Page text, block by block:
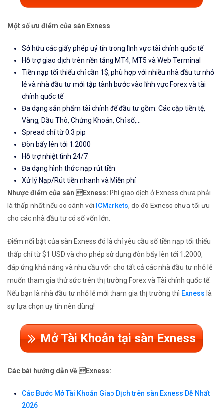
Một số ưu điểm của sàn Exness:
Sở hữu các giấy phép uý tín trong lĩnh vực tài chính quốc tế
Hỗ trợ giao dịch trên nền tảng MT4, MT5 và Web Terminal
Tiền nạp tối thiểu chỉ cần 1$, phù hợp với nhiều nhà đầu tư nhỏ
lẻ và nhà đầu tư mới tập tành bước vào lĩnh vực Forex và tài
chính quốc tế
Đa dạng sản phẩm tài chính để đầu tư gồm: Các cặp tiền tệ,
Vàng, Dầu Thô, Chứng Khoán, Chỉ số,...
Spread chỉ từ 0.3 pip
Đòn bẩy lên tới 1:2000
Hỗ trợ nhiệt tình 24/7
Đa dạng hình thức nạp rút tiền
Xử lý Nạp/Rút tiền nhanh và Miễn phí
Nhược điểm của sàn Exness: Phí giao dịch ở Exness chưa phải
là thấp nhất nếu so sánh với ICMarkets, do đó Exness chưa tối ưu
cho các nhà đầu tư có số vốn lớn.
Điểm nổi bật của sàn Exness đó là chỉ yêu cầu số tiền nạp tối thiểu
thấp chỉ từ $1 USD và cho phép sử dụng đòn bẩy lên tới 1:2000,
đáp ứng khả năng và nhu cầu vốn cho tất cả các nhà đầu tư nhỏ lẻ
muốn tham gia thử sức trên thị trường Forex và Tài chính quốc tế.
Nếu bạn là nhà đầu tư nhỏ lẻ mới tham gia thị trường thì Exness là
sự lựa chọn uy tín nên dùng!
Mở Tài Khoản tại sàn Exness
Các bài hướng dẫn về Exness:
Các Bước Mở Tài Khoản Giao Dịch trên sàn Exness Dễ Nhất
2026